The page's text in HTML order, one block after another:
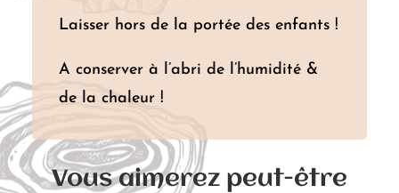
Laisser hors de la portée des enfants !
A conserver à l’abri de l’humidité &
de la chaleur !
Vous aimerez peut-être